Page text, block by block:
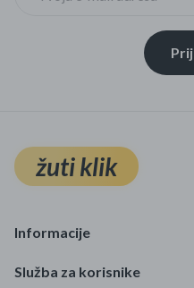
žuti klik
Informacije
Služba za korisnike